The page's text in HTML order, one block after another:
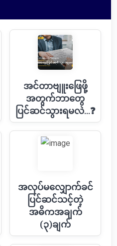
အင်တာဗျူး‌ဖြေဖို့
အတွက်ဘာ​တွေ
ပြင်ဆင်သွားရမလဲ...❓
အလုပ်မလျှောက်ခင်
ပြင်ဆင်သင့်တဲ့
အဓိကအချက်
(၃)ချက်